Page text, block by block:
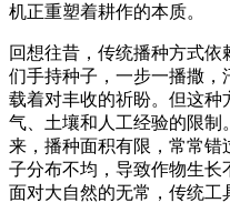
机正重塑着耕作的本质。
回想往昔，传统播种方式
们手持种子，一步一播撒，
载着对丰收的祈盼。但这种
气、土壤和人工经验的限
来，播种面积有限，常常错
子分布不均，导致作物生长
面对大自然的无常，传统工